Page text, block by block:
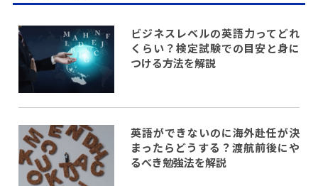
ビジネスレベルの英語力ってどれ
くらい？検定試験での目安と身に
つける方法を解説
英語ができないのに海外赴任が決
まったらどうする？渡航前後にや
るべき勉強法を解説